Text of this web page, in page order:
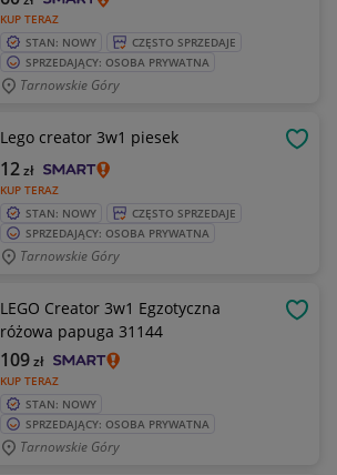
KUP TERAZ
STAN: NOWY
CZĘSTO SPRZEDAJE
SPRZEDAJĄCY: OSOBA PRYWATNA
Tarnowskie Góry
Lego creator 3w1 piesek
KUP TERAZ
12zł
STAN: NOWY
CZĘSTO SPRZEDAJE
SPRZEDAJĄCY: OSOBA PRYWATNA
Tarnowskie Góry
LEGO Creator 3w1 Egzotyczna
różowa papuga 31144
KUP TERAZ
109zł
STAN: NOWY
SPRZEDAJĄCY: OSOBA PRYWATNA
Tarnowskie Góry